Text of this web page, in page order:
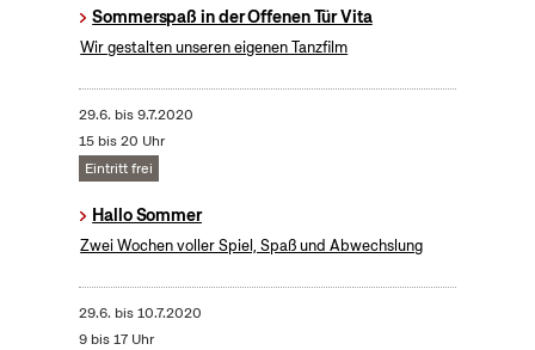
Sommerspaß in der Offenen Tür Vita
Wir gestalten unseren eigenen Tanzfilm
29.6. bis9.7.2020
15 bis 20 Uhr
Eintritt frei
Hallo Sommer
Zwei Wochen voller Spiel, Spaß und Abwechslung
29.6. bis10.7.2020
9 bis 17 Uhr